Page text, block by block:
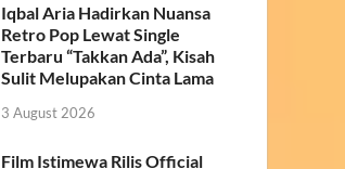
Iqbal Aria Hadirkan Nuansa
Retro Pop Lewat Single
Terbaru “Takkan Ada”, Kisah
Sulit Melupakan Cinta Lama
3 August 2026
Film Istimewa Rilis Official